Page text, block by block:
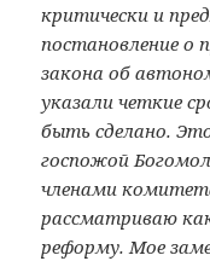
критически и
постановление о
закона об
указали четкие
быть сделано.
госпожой
членами
рассматриваю
реформу. Мое